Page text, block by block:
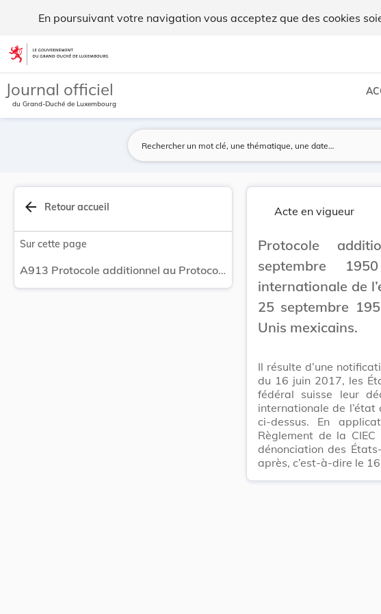
En poursuivant votre navigation vous acceptez que des cookies
Aller au contenu
Journal officiel
du Grand-Duché de Luxembourg
arrow_back Retour accueil
Sur cette page
A913 Protocole additionnel au Protocole du 25 septembre 1950 relatif à la Commission internationale de l’état civil, signé à Luxembourg, le 25 septembre 1952 - Dénonciation par les Etats-Unis mexicains.
Acte en vigueur
Protocole
septembre
internationale de
25 septembre
Unis mexicains.
Il résulte d’une
du 16 juin 2017, les
fédéral suisse leur
internationale de l’état
ci-dessus. En
Règlement de la
dénonciation des
après, c’est-à-dire le